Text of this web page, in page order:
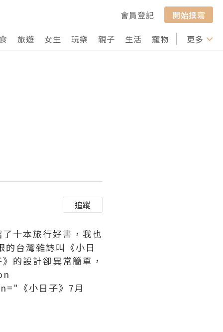
會員登記
開始撰寫
旅遊 女生 玩樂 親子 生活 寵物 行山 打卡
更多
追蹤
十本旅行好書，我也
台灣雜誌叫《小日
的設計卻異常簡單，
《小日子》7月